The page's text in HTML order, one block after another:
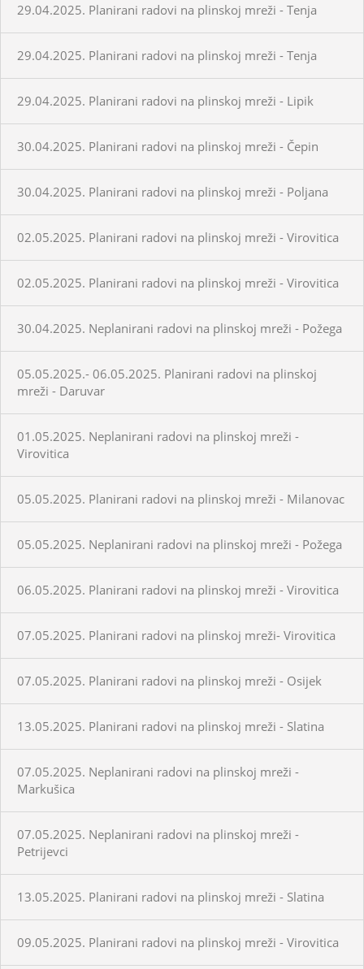
29.04.2025. Planirani radovi na plinskoj mreži - Tenja
29.04.2025. Planirani radovi na plinskoj mreži - Tenja
29.04.2025. Planirani radovi na plinskoj mreži - Lipik
30.04.2025. Planirani radovi na plinskoj mreži - Čepin
30.04.2025. Planirani radovi na plinskoj mreži - Poljana
02.05.2025. Planirani radovi na plinskoj mreži - Virovitica
02.05.2025. Planirani radovi na plinskoj mreži - Virovitica
30.04.2025. Neplanirani radovi na plinskoj mreži - Požega
05.05.2025.- 06.05.2025. Planirani radovi na plinskoj
mreži - Daruvar
01.05.2025. Neplanirani radovi na plinskoj mreži -
Virovitica
05.05.2025. Planirani radovi na plinskoj mreži - Milanovac
05.05.2025. Neplanirani radovi na plinskoj mreži - Požega
06.05.2025. Planirani radovi na plinskoj mreži - Virovitica
07.05.2025. Planirani radovi na plinskoj mreži- Virovitica
07.05.2025. Planirani radovi na plinskoj mreži - Osijek
13.05.2025. Planirani radovi na plinskoj mreži - Slatina
07.05.2025. Neplanirani radovi na plinskoj mreži -
Markušica
07.05.2025. Neplanirani radovi na plinskoj mreži -
Petrijevci
13.05.2025. Planirani radovi na plinskoj mreži - Slatina
09.05.2025. Planirani radovi na plinskoj mreži - Virovitica